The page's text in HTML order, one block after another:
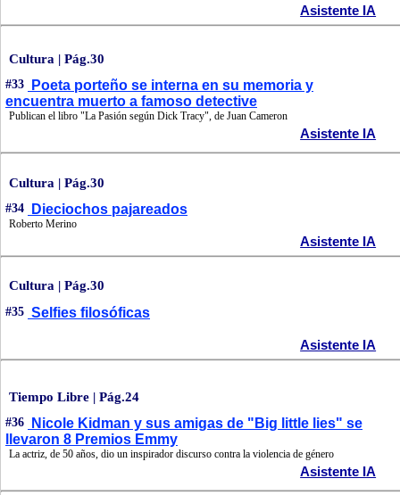
Asistente IA
Cultura | Pág.30
#33
Poeta porteño se interna en su memoria y
encuentra muerto a famoso detective
Publican el libro "La Pasión según Dick Tracy", de Juan Cameron
Asistente IA
Cultura | Pág.30
#34 Dieciochos pajareados
Roberto Merino
Asistente IA
Cultura | Pág.30
#35 Selfies filosóficas
Asistente IA
Tiempo Libre | Pág.24
#36
Nicole Kidman y sus amigas de "Big little lies" se
llevaron 8 Premios Emmy
La actriz, de 50 años, dio un inspirador discurso contra la violencia de género
Asistente IA